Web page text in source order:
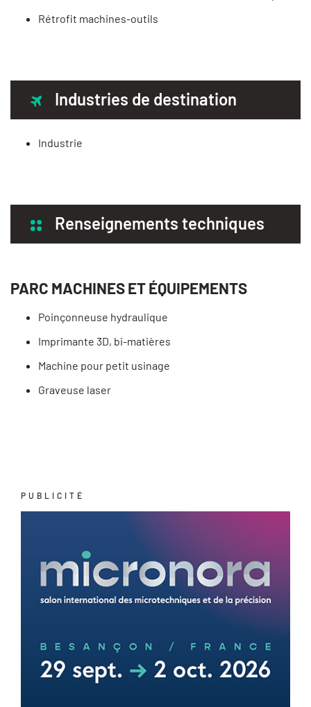
Rétrofit machines-outils
Industries de destination
Industrie
Renseignements techniques
PARC MACHINES ET ÉQUIPEMENTS
Poinçonneuse hydraulique
Imprimante 3D, bi-matières
Machine pour petit usinage
Graveuse laser
PUBLICITÉ